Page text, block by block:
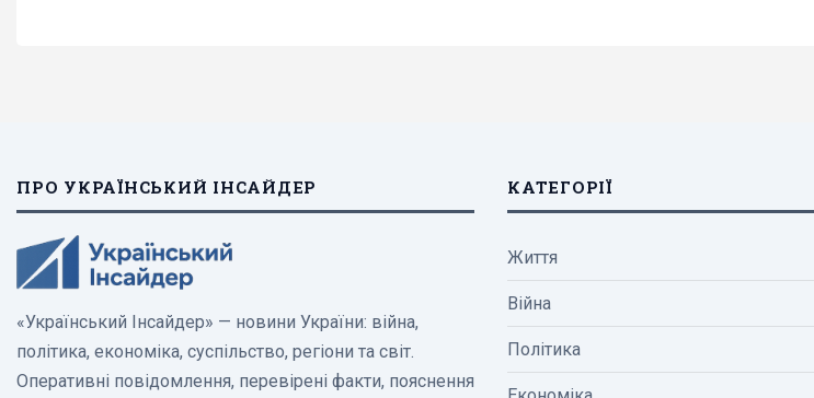
ПРО УКРАЇНСЬКИЙ ІНСАЙДЕР
«Український Інсайдер» — новини України: війна,
політика, економіка, суспільство, регіони та світ.
Оперативні повідомлення, перевірені факти, пояснення
КАТЕГОРІЇ
Життя
Війна
Політика